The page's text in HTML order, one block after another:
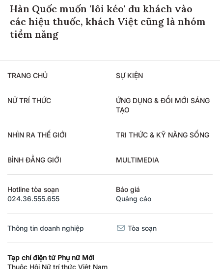
Hàn Quốc muốn 'lôi kéo' du khách vào
các hiệu thuốc, khách Việt cũng là nhóm
tiềm năng
TRANG CHỦ SỰ KIỆN
NỮ TRÍ THỨC
ỨNG DỤNG & ĐỔI MỚI SÁNG
TẠO
NHÌN RA THẾ GIỚI TRI THỨC & KỸ NĂNG SỐNG
BÌNH ĐẲNG GIỚI MULTIMEDIA
Hotline tòa soạn
024.36.555.655
Báo giá
Quảng cáo
Thông tin doanh nghiệp Tòa soạn
Tạp chí điện tử Phụ nữ Mới